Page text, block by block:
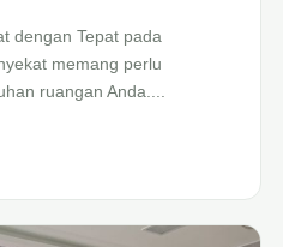
dengan Tepat pada
memang perlu
ruangan Anda....